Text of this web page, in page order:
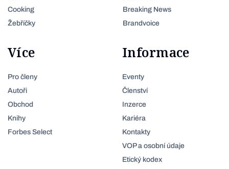
Cooking
Žebříčky
Breaking News
Brandvoice
Více
Pro členy
Autoři
Obchod
Knihy
Forbes Select
Informace
Eventy
Členství
Inzerce
Kariéra
Kontakty
VOP a osobní údaje
Etický kodex